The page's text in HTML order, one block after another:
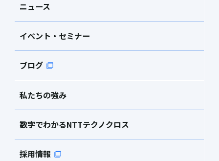
ニュース
イベント・セミナー
ブログ
私たちの強み
数字でわかるNTTテクノクロス
採用情報